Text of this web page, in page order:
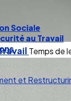
Sociale
au Travail
et
Temps de